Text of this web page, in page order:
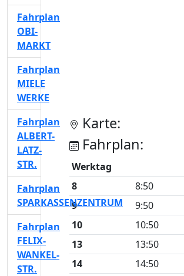
Karte:
Fahrplan:
Werktag
8
8:50
9
9:50
10
10:50
13
13:50
14
14:50
Fahrplan
OBI-
MARKT
Fahrplan
MIELE
WERKE
Fahrplan
ALBERT-
LATZ-
STR.
Fahrplan
SPARKASSENZENTRUM
Fahrplan
FELIX-
WANKEL-
STR.